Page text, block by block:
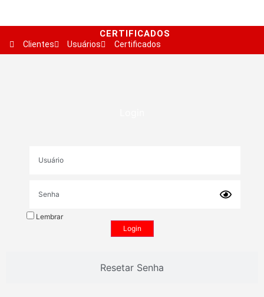
CERTIFICADOS
Clientes Usuários Certificados
Resetar Senha
Lembrar